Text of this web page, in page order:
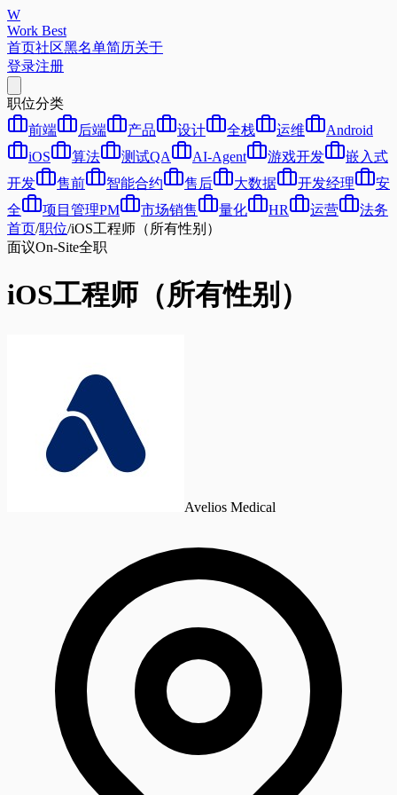
W
Work Best
首页社区黑名单简历关于
登录注册
职位分类
前端
后端 产品 设计 全栈 运维
Android
iOS
算法 测试QA AI-Agent 游戏开发
嵌入式
开发
售前 智能合约 售后 大数据 开发经理
安
全
项目管理PM 市场销售 量化 HR 运营
法务
首页/职位/iOS工程师（所有性别）
面议On-Site全职
iOS工程师（所有性别）
Avelios Medical